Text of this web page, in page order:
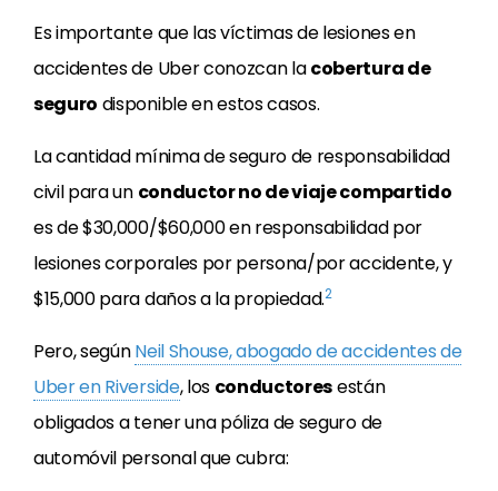
Es importante que las víctimas de lesiones en
accidentes de Uber conozcan lacobertura de
seguro disponible en estos casos.
La cantidad mínima de seguro de responsabilidad
civil para un conductor no de viaje compartido
es de $30,000/$60,000 en responsabilidad por
lesiones corporales por persona/por accidente, y
$15,000 para daños a la propiedad.2
Pero, segúnNeil Shouse, abogado de accidentes de
Uber en Riverside, los conductoresestán
obligados a tener una póliza de seguro de
automóvil personal que cubra: